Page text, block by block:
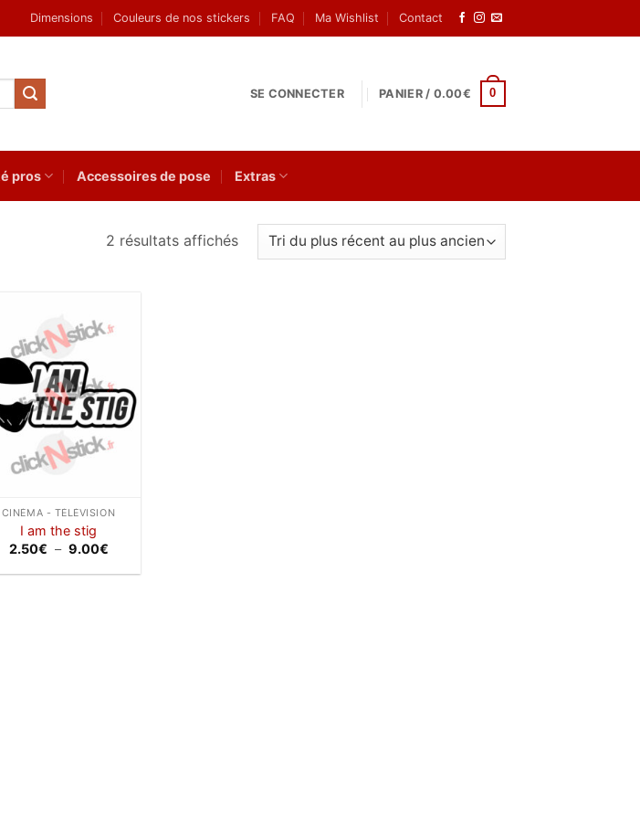
Dimensions Couleurs de nos stickers FAQ Ma Wishlist Contact
SE CONNECTER PANIER / 0.00€ 0
pros Accessoires de pose Extras
2 résultats affichésTrié
CINÉMA - TÉLÉVISION
I am the stig
2.50€ – 9.00€Plage
prix :